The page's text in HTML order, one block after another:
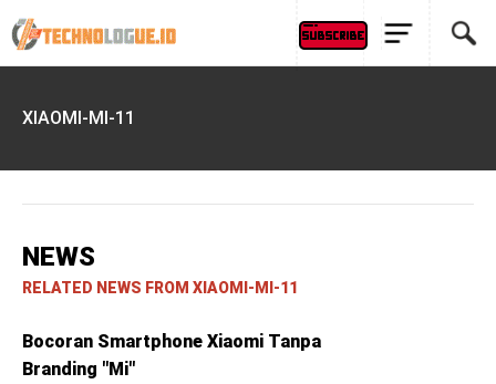
XIAOMI-MI-11
NEWS
RELATED NEWS FROM XIAOMI-MI-11
Bocoran Smartphone Xiaomi Tanpa
Branding "Mi"